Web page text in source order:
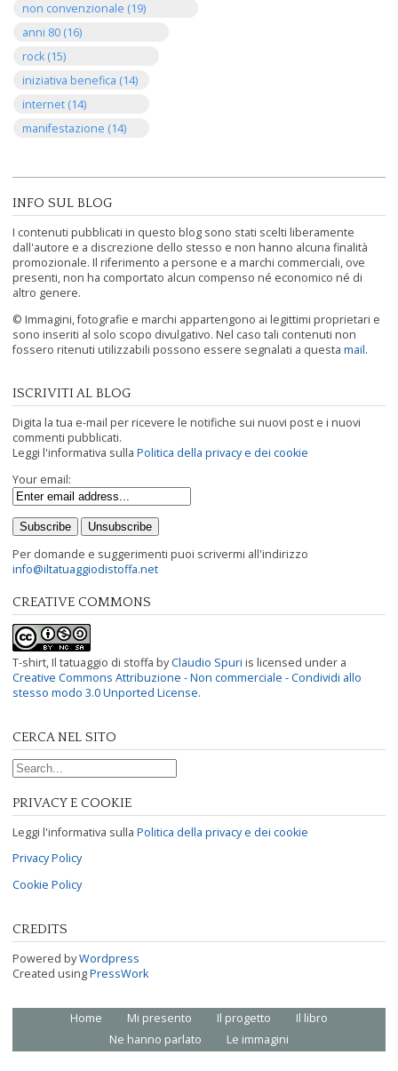
non convenzionale (19)
anni 80 (16)
rock (15)
iniziativa benefica (14)
internet (14)
manifestazione (14)
INFO SUL BLOG
I contenuti pubblicati in questo blog sono stati scelti liberamente
dall'autore e a discrezione dello stesso e non hanno alcuna finalità
promozionale. Il riferimento a persone e a marchi commerciali, ove
presenti, non ha comportato alcun compenso né economico né di
altro genere.
© Immagini, fotografie e marchi appartengono ai legittimi proprietari e
sono inseriti al solo scopo divulgativo. Nel caso tali contenuti non
fossero ritenuti utilizzabili possono essere segnalati a questa mail.
ISCRIVITI AL BLOG
Digita la tua e-mail per ricevere le notifiche sui nuovi post e i nuovi
commenti pubblicati.
Leggi l'informativa sulla Politica della privacy e dei cookie
Your email:
Per domande e suggerimenti puoi scrivermi all'indirizzo
info@iltatuaggiodistoffa.net
CREATIVE COMMONS
T-shirt, Il tatuaggio di stoffa byClaudio Spuri is licensed under a
Creative Commons Attribuzione - Non commerciale - Condividi allo
stesso modo 3.0 Unported License.
CERCA NEL SITO
Search for:
PRIVACY E COOKIE
Leggi l'informativa sulla Politica della privacy e dei cookie
Privacy Policy
Cookie Policy
CREDITS
Powered byWordpress
Created usingPressWork
Footer menu
Home Mi presento Il progetto
Il libro
Ne hanno parlato
Le immagini